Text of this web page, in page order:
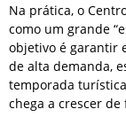
Na prática, o
como um grande
objetivo é garantir
de alta demanda,
temporada
chega a crescer